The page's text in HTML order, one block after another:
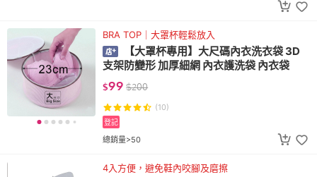
BRA TOP｜大罩杯輕鬆放入
【大罩杯專用】大尺碼內衣洗衣袋 3D
支架防變形 加厚細網 內衣護洗袋 內衣袋
$99 $200
(10)
總銷量>50
登記
4入方便，避免鞋內咬腳及磨擦